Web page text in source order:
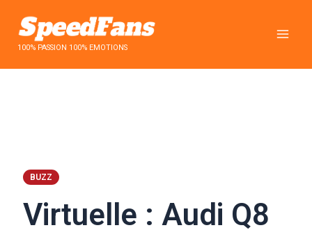
contenu100% PASSION 100% EMOTIONS
BUZZ
Virtuelle : Audi Q8